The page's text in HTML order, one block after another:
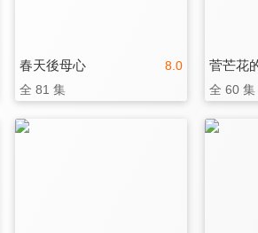
8.0
春天後母心
全 81 集
菅芒花
全 60 集